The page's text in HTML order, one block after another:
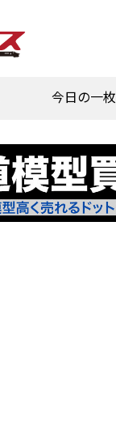
今日の一枚